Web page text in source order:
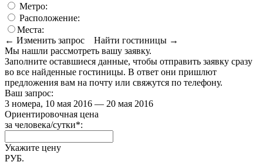
Метро:
Расположение:
Места:
← Изменить запрос
Найти гостиницы →
Мы нашли рассмотреть вашу заявку.
Заполните оставшиеся данные, чтобы отправить заявку сразу
во все найденные гостиницы. В ответ они пришлют
предложения вам на почту или свяжутся по телефону.
Ваш запрос:
3 номера, 10 мая 2016 — 20 мая 2016
Ориентировочная цена
за человека/сутки*:
Укажите цену
РУБ.